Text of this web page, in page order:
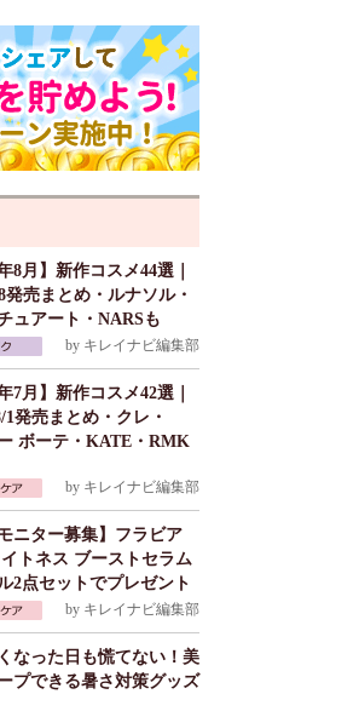
年8月】新作コスメ44選｜
発売まとめ・ルナソル・
ュアート・NARSも
by キレイナビ編集部
年7月】新作コスメ42選｜
1発売まとめ・クレ・
ボーテ・KATE・RMK
by キレイナビ編集部
ニター募集】フラビア
トネス ブーストセラム
2点セットでプレゼント
by キレイナビ編集部
なった日も慌てない！美
プできる暑さ対策グッズ